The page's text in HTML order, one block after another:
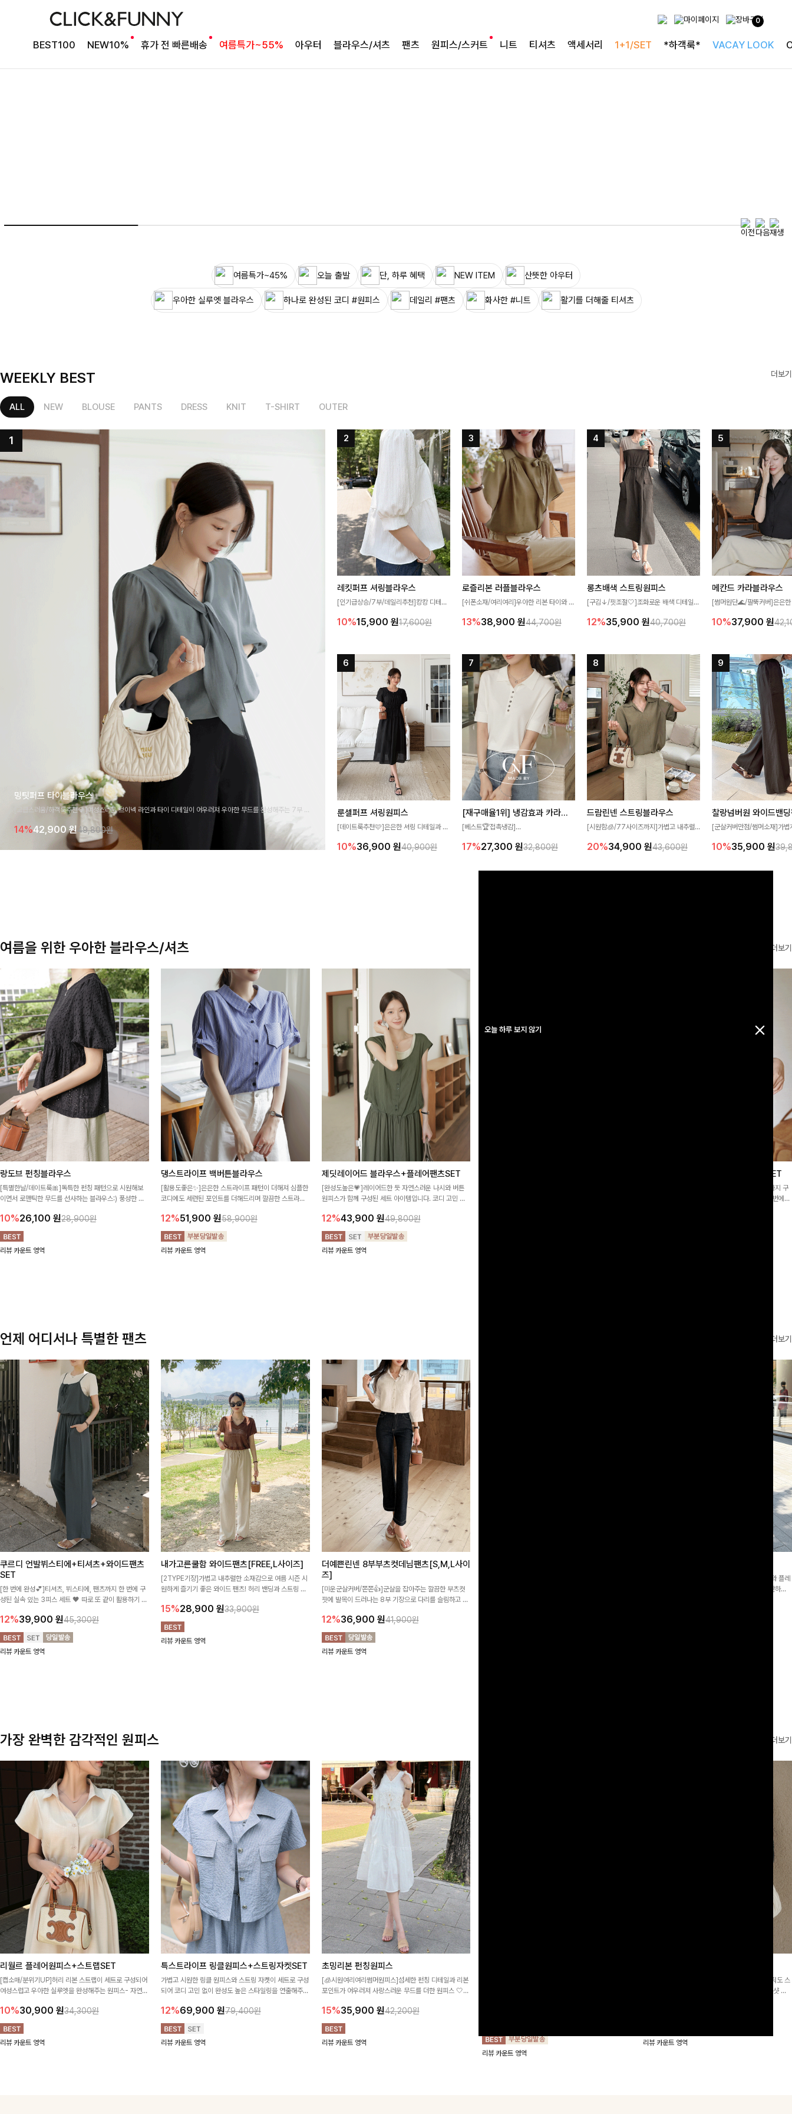
0
BEST100 NEW10% 휴가 전 빠른배송 여름특가~55% 아우터 블라우스/셔츠 팬츠 원피스/스커트 니트 티셔츠 액세서리 1+1/SET *하객룩* VACAY LOOK
오늘 하루 보지 않기
NO1. 썸머베스트
두가지 컬러 데일리아이템
투피스로 완성되는
완성도 높은 원피스SET
여름특가~45% 오늘 출발 단, 하루 혜택 NEW ITEM 산뜻한 아우터
우아한 실루엣 블라우스 하나로 완성된 코디 #원피스 데일리 #팬츠 화사한 #니트 활기를 더해줄 티셔츠
WEEKLY BEST 더보기
ALL NEW BLOUSE PANTS DRESS KNIT T-SHIRT OUTER
밍팃퍼프 타이블라우스
[고급스러움/하객룩추천💎]여성스러운 브이넥 라인과 타이 디테일이 어우러져 우아한 무드를 완성해주는 7부 블
라우스 🤍 여유로운 7부 소매로 편안하게 착용되며 데일리룩부터 출근룩, 하객룩까지 세련된 스타일링을 연출하
기 좋은 아이템이에요
14%42,900원 49,800원
레킷퍼프 셔링블라우스
[인기급상승/7부/데일리추천]캉캉 디테일
성해주는 블라우스 🤍 가볍게 퍼지는 핏으
10%15,900 원17,600원
로즐리본 러플블라우스
[쉬폰소재/여리여리]우아한 리본 타이와 자
분위기를 더해주는 블라우스 🤎 하늘하늘
좋아요
13%38,900 원44,700원
롱츠배색 스트링원피스
[구김↓/핏조절🤍]조화로운 배색 디테일로
있어 여리여리한 라인을 만들어주고 넉넉한
12%35,900 원40,700원
메칸드 카라블라우스
[썸머원단🌊/팔뚝커버]은은
세련된 무드를 연출해주는 블
10%37,900 원
룬셀퍼프 셔링원피스
[데이트룩추천🩷]은은한 셔링 디테일과 퍼
성해주는 원피스🤍 허리 스모크 밴딩이 슬
10%36,900 원40,900원
[재구매율1위] 냉감효과 카라니트
[베스트🏆접촉냉감]
고 가벼운 소재감으로 여름에도 시원하게
17%27,300 원32,800원
드람린넨 스트링블라우스
[시원함🧊/77사이즈까지]가볍고 내추럴
없는 슬릿 카라 디자인이 얼굴선을 더욱 시
20%34,900 원43,600원
[군살커버만점/썸머소재]가볍
편안하게 착용하실 수 있는
감 있는 착용감을 더해드려요!
10%35,900 원
여름을 위한 우아한 블라우스/셔츠 더보기
랑도브 펀칭블라우스
[특별한날/데이트룩🎀]독특한 펀칭 패턴으로 시원해보
이면서 로맨틱한 무드를 선사하는 블라우스:) 풍성한 퍼
10%26,100 원28,900원
리뷰 카운트 영역
댕스트라이프 백버튼블라우스
[활용도좋은✨]은은한 스트라이프 패턴이 더해져 심플한
코디에도 세련된 포인트를 더해드리며 깔끔한 스트라이
12%51,900 원58,900원
리뷰 카운트 영역
제딧레이어드 블라우스+플레어팬츠SET
[완성도높은💗]레이어드한 듯 자연스러운 나시와 버튼
원피스가 함께 구성된 세트 아이템입니다. 코디 고민 없
12%43,900 원49,800원
리뷰 카운트 영역
필딩버튼 카라블라우스+와이드팬츠SET
[SET PICK]버튼 카라 블라우스와 팬츠, 스트랩까지 구
성된 활용도 높은 3종 세트 🤍 코디 걱정 없이 한 번에
언제 어디서나 특별한 팬츠 더보기
쿠르디 언발뷔스티에+티셔츠+와이드팬츠
SET
[한 번에 완성💕]티셔츠, 뷔스티에, 팬츠까지 한 번에 구
성된 실속 있는 3피스 세트 🖤 따로 또 같이 활용하기 좋
12%39,900 원45,300원
리뷰 카운트 영역
내가고른쿨함 와이드팬츠[FREE,L사이즈]
[2TYPE기장]가볍고 내추럴한 소재감으로 여름 시즌 시
원하게 즐기기 좋은 와이드 팬츠! 허리 밴딩과 스트링 디
이드핏이 군살을 자연스럽게 커버해준답니다:)
15%28,900 원33,900원
리뷰 카운트 영역
더예쁜린넨 8부부츠컷데님팬츠[S,M,L사이
즈]
[미운군살커버/쫀쫀👍]군살을 잡아주는 깔끔한 부츠컷
핏에 발목이 드러나는 8부 기장으로 다리를 슬림하고 길
요~!
12%36,900 원41,900원
리뷰 카운트 영역
[데일리부터 여행룩까지]감각적인 레터링 티셔츠와 플레
어 핏 반바지가 함께 구성된 세트 아이템으로, 편안하면
가장 완벽한 감각적인 원피스 더보기
리월르 플레어원피스+스트랩SET
[캡소매/분위기UP]허리 리본 스트랩이 세트로 구성되어
여성스럽고 우아한 실루엣을 완성해주는 원피스- 자연스
면서도 여리한 무드로 입어져✨
10%30,900 원34,300원
리뷰 카운트 영역
특스트라이프 링클원피스+스트링자켓SET
가볍고 시원한 링클 원피스와 스트링 자켓이 세트로 구성
되어 코디 고민 없이 완성도 높은 스타일링을 연출해주는
링 디테일로 다양한 핏을 연출할 수 있어 데일리부터 여
행룩까지 멋스럽게 즐기기 좋아요 ✨
12%69,900 원79,400원
리뷰 카운트 영역
초밍리본 펀칭원피스
[🧊시원여리여리썸머원피스]섬세한 펀칭 디테일과 리본
포인트가 어우러져 사랑스러운 무드를 더한 원피스 🤍
출돼요 ✨
15%35,900 원42,200원
리뷰 카운트 영역
리뷰 카운트 영역
[고객요청재입고/2천장돌파💚]하나만 툭 착용해줘도 스
타일리시해 보이는 휘뚜루 마뚜루 아이템 ~ ! 인생샷 건
리뷰 카운트 영역